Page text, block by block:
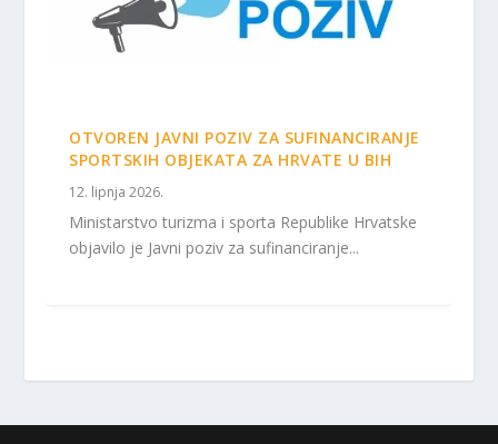
OTVOREN JAVNI POZIV ZA SUFINANCIRANJE
SPORTSKIH OBJEKATA ZA HRVATE U BIH
12. lipnja 2026.
Ministarstvo turizma i sporta Republike Hrvatske
objavilo je Javni poziv za sufinanciranje...